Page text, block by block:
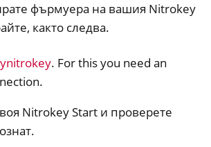
NitroPC
задавани въпроси за NextBox
фърмуера на вашия Nitrokey
както следва.
. For this you need an
Nitrokey Start и проверете